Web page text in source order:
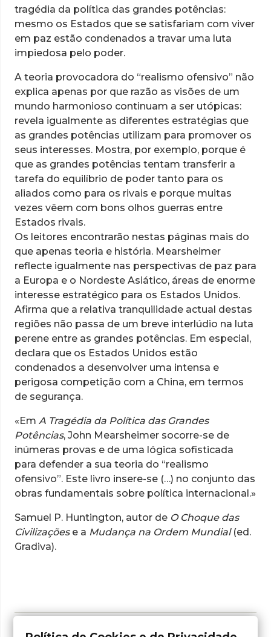
tragédia da política das grandes potências:
mesmo os Estados que se satisfariam com viver
em paz estão condenados a travar uma luta
impiedosa pelo poder.
A teoria provocadora do “realismo ofensivo” não
explica apenas por que razão as visões de um
mundo harmonioso continuam a ser utópicas:
revela igualmente as diferentes estratégias que
as grandes potências utilizam para promover os
seus interesses. Mostra, por exemplo, porque é
que as grandes potências tentam transferir a
tarefa do equilíbrio de poder tanto para os
aliados como para os rivais e porque muitas
vezes vêem com bons olhos guerras entre
Estados rivais.
Os leitores encontrarão nestas páginas mais do
que apenas teoria e história. Mearsheimer
reflecte igualmente nas perspectivas de paz para
a Europa e o Nordeste Asiático, áreas de enorme
interesse estratégico para os Estados Unidos.
Afirma que a relativa tranquilidade actual destas
regiões não passa de um breve interlúdio na luta
perene entre as grandes potências. Em especial,
declara que os Estados Unidos estão
condenados a desenvolver uma intensa e
perigosa competição com a China, em termos
de segurança.
«Em A Tragédia da Política das Grandes
Potências, John Mearsheimer socorre-se de
inúmeras provas e de uma lógica sofisticada
para defender a sua teoria do “realismo
ofensivo”. Este livro insere-se (…) no conjunto das
obras fundamentais sobre política internacional.»
Samuel P. Huntington, autor de O Choque das
Civilizaçõese a Mudança na Ordem Mundial(ed.
Gradiva).
Adicionar aos Favoritos